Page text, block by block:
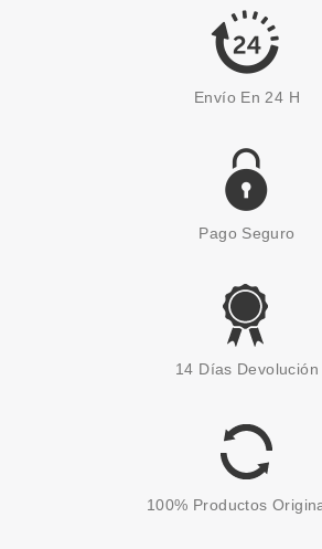
Envío En 24 H
Pago Seguro
14 Días Devolución
100% Productos